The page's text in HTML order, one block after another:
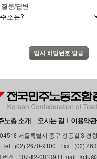
문/답변
노총 소개 오시는 길 이용약관
서울특별시 중구 정동길 3 경
Tel : (02) 2670-9100 | Fax : (02)
번호 : 107-82-08139 | Email :